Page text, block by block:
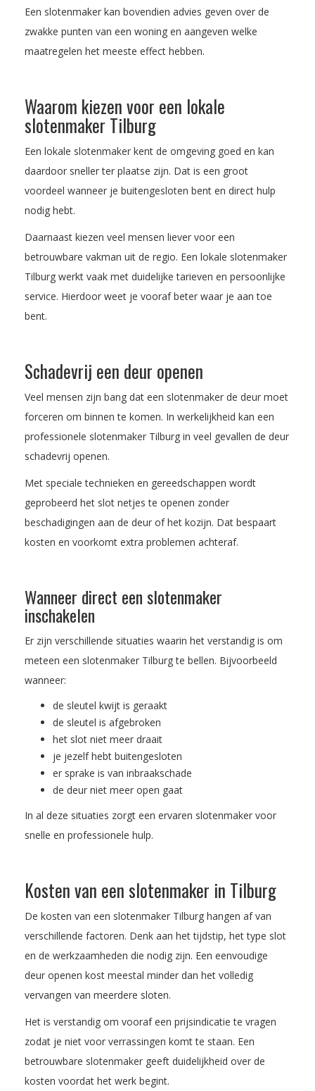
Een slotenmaker kan bovendien advies geven over de
zwakke punten van een woning en aangeven welke
maatregelen het meeste effect hebben.
Waarom kiezen voor een lokale
slotenmaker Tilburg
Een lokale slotenmaker kent de omgeving goed en kan
daardoor sneller ter plaatse zijn. Dat is een groot
voordeel wanneer je buitengesloten bent en direct hulp
nodig hebt.
Daarnaast kiezen veel mensen liever voor een
betrouwbare vakman uit de regio. Een lokale slotenmaker
Tilburg werkt vaak met duidelijke tarieven en persoonlijke
service. Hierdoor weet je vooraf beter waar je aan toe
bent.
Schadevrij een deur openen
Veel mensen zijn bang dat een slotenmaker de deur moet
forceren om binnen te komen. In werkelijkheid kan een
professionele slotenmaker Tilburg in veel gevallen de deur
schadevrij openen.
Met speciale technieken en gereedschappen wordt
geprobeerd het slot netjes te openen zonder
beschadigingen aan de deur of het kozijn. Dat bespaart
kosten en voorkomt extra problemen achteraf.
Wanneer direct een slotenmaker
inschakelen
Er zijn verschillende situaties waarin het verstandig is om
meteen een slotenmaker Tilburg te bellen. Bijvoorbeeld
wanneer:
de sleutel kwijt is geraakt
de sleutel is afgebroken
het slot niet meer draait
je jezelf hebt buitengesloten
er sprake is van inbraakschade
de deur niet meer open gaat
In al deze situaties zorgt een ervaren slotenmaker voor
snelle en professionele hulp.
Kosten van een slotenmaker in Tilburg
De kosten van een slotenmaker Tilburg hangen af van
verschillende factoren. Denk aan het tijdstip, het type slot
en de werkzaamheden die nodig zijn. Een eenvoudige
deur openen kost meestal minder dan het volledig
vervangen van meerdere sloten.
Het is verstandig om vooraf een prijsindicatie te vragen
zodat je niet voor verrassingen komt te staan. Een
betrouwbare slotenmaker geeft duidelijkheid over de
kosten voordat het werk begint.